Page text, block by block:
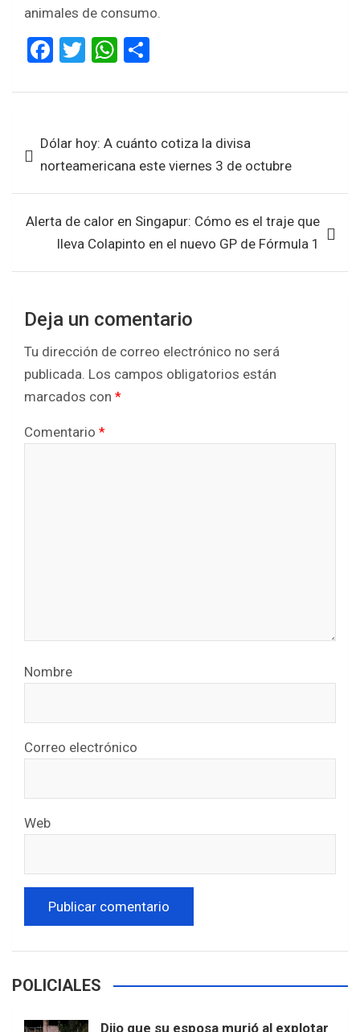
animales de consumo.
F
ce
o
o
k
T
tt
W
at
A
p
p
ar
de Dólar hoy: A cuánto cotiza la divisa
norteamericana este viernes 3 de octubre
Alerta de calor en Singapur: Cómo es el traje que
lleva Colapinto en el nuevo GP de Fórmula 1
Deja un comentario
Tu dirección de correo electrónico no será
publicada. Los campos obligatorios están
marcados con *
Comentario *
Nombre
Correo electrónico
Web
POLICIALES
Dijo que su esposa murió al explotar